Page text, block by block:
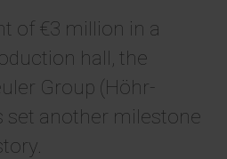
of €3 million in a
hall, the
Group (Höhr-
set another milestone